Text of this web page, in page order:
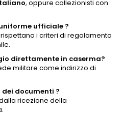
, oppure collezionisti con
ufficiale ?
i criteri di regolamento
direttamente in caserma?
militare come indirizzo di
documenti ?
ricezione della